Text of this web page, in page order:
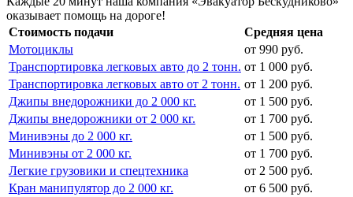
оказывает помощь на дороге!
Стоимость подачи
Средняя цена
Мотоциклы
от 990 руб.
Транспортировка легковых авто до 2 тонн. от 1 000 руб.
Транспортировка легковых авто от 2 тонн. от 1 200 руб.
Джипы внедорожники до 2 000 кг.
от 1 500 руб.
Джипы внедорожники от 2 000 кг.
от 1 700 руб.
Минивэны до 2 000 кг.
от 1 500 руб.
Минивэны от 2 000 кг.
от 1 700 руб.
Легкие грузовики и спецтехника
от 2 500 руб.
Кран манипулятор до 2 000 кг.
от 6 500 руб.